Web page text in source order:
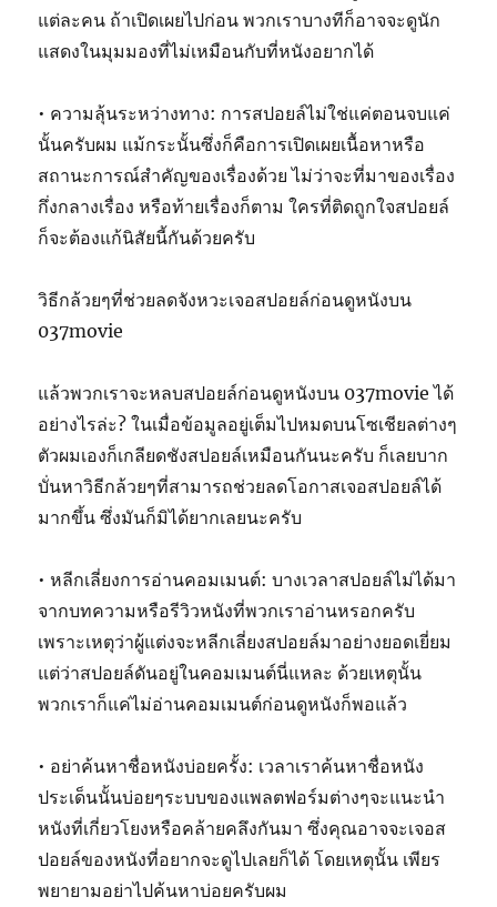
แต่ละคน ถ้าเปิดเผยไปก่อน พวกเราบางทีก็อาจจะดูนัก
แสดงในมุมมองที่ไม่เหมือนกับที่หนังอยากได้
• ความลุ้นระหว่างทาง: การสปอยล์ไม่ใช่แค่ตอนจบแค่
นั้นครับผม แม้กระนั้นซึ่งก็คือการเปิดเผยเนื้อหาหรือ
สถานะการณ์สำคัญของเรื่องด้วย ไม่ว่าจะที่มาของเรื่อง
กึ่งกลางเรื่อง หรือท้ายเรื่องก็ตาม ใครที่ติดถูกใจสปอยล์
ก็จะต้องแก้นิสัยนี้กันด้วยครับ
วิธีกล้วยๆที่ช่วยลดจังหวะเจอสปอยล์ก่อนดูหนังบน
037movie
แล้วพวกเราจะหลบสปอยล์ก่อนดูหนังบน 037movie ได้
อย่างไรล่ะ? ในเมื่อข้อมูลอยู่เต็มไปหมดบนโซเชียลต่างๆ
ตัวผมเองก็เกลียดชังสปอยล์เหมือนกันนะครับ ก็เลยบาก
บั่นหาวิธีกล้วยๆที่สามารถช่วยลดโอกาสเจอสปอยล์ได้
มากขึ้น ซึ่งมันก็มิได้ยากเลยนะครับ
• หลีกเลี่ยงการอ่านคอมเมนต์: บางเวลาสปอยล์ไม่ได้มา
จากบทความหรือรีวิวหนังที่พวกเราอ่านหรอกครับ
เพราะเหตุว่าผู้แต่งจะหลีกเลี่ยงสปอยล์มาอย่างยอดเยี่ยม
แต่ว่าสปอยล์ดันอยู่ในคอมเมนต์นี่แหละ ด้วยเหตุนั้น
พวกเราก็แค่ไม่อ่านคอมเมนต์ก่อนดูหนังก็พอแล้ว
• อย่าค้นหาชื่อหนังบ่อยครั้ง: เวลาเราค้นหาชื่อหนัง
ประเด็นนั้นบ่อยๆระบบของแพลตฟอร์มต่างๆจะแนะนำ
หนังที่เกี่ยวโยงหรือคล้ายคลึงกันมา ซึ่งคุณอาจจะเจอส
ปอยล์ของหนังที่อยากจะดูไปเลยก็ได้ โดยเหตุนั้น เพียร
พยายามอย่าไปค้นหาบ่อยครับผม